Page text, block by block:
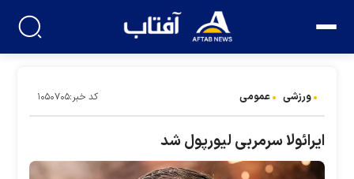
ورزشی عمومی کد خبر:۱۰۵۰۷۰۵
ایرائولا سرمربی لیورپول شد